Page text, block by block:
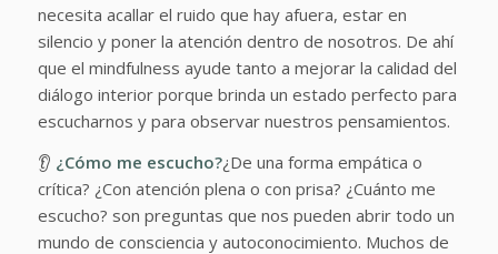
necesita acallar el ruido que hay afuera, estar en
silencio y poner la atención dentro de nosotros. De ahí
que el mindfulness ayude tanto a mejorar la calidad del
diálogo interior porque brinda un estado perfecto para
escucharnos y para observar nuestros pensamientos.
👂 ¿Cómo me escucho?¿De una forma empática o
crítica? ¿Con atención plena o con prisa? ¿Cuánto me
escucho? son preguntas que nos pueden abrir todo un
mundo de consciencia y autoconocimiento. Muchos de